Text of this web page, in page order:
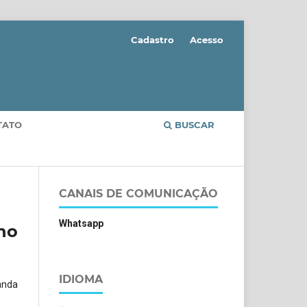
BUSCAR
Cadastro Acesso
CANAIS DE COMUNICAÇÃO
Whatsapp
IDIOMA